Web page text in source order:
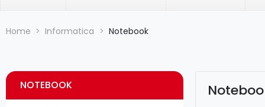
Home Informatica Notebook
NOTEBOOK